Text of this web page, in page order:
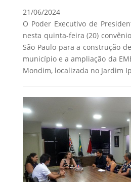
21/06/2024
O Poder Executivo de
nesta quinta-feira (20)
São Paulo para a construção
município e a ampliação da
Mondim, localizada no Jardim